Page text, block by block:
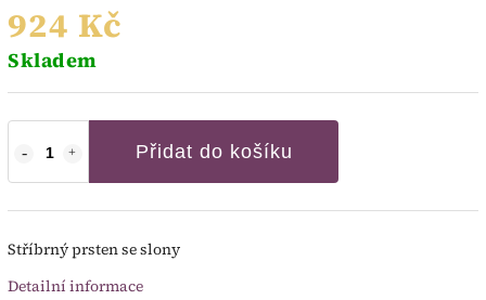
924 Kč
Skladem
Přidat do košíku
Stříbrný prsten se slony
Detailní informace